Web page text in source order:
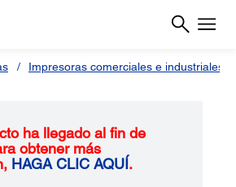
Impresoras comerciales e industriales
ha llegado al fin de
obtener más
HAGA CLIC AQUÍ.